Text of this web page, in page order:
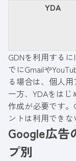
YDA
GDNを利用する
でにGmailや
る場合は、個人
一方、YDAをは
作成が必要です。
ントは利用できな
Google広告
プ別